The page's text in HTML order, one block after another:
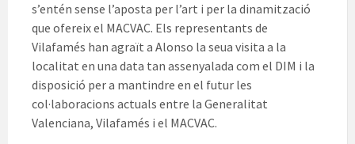
s’entén sense l’aposta per l’art i per la dinamització
que ofereix el MACVAC. Els representants de
Vilafamés han agraït a Alonso la seua visita a la
localitat en una data tan assenyalada com el DIM i la
disposició per a mantindre en el futur les
col·laboracions actuals entre la Generalitat
Valenciana, Vilafamés i el MACVAC.